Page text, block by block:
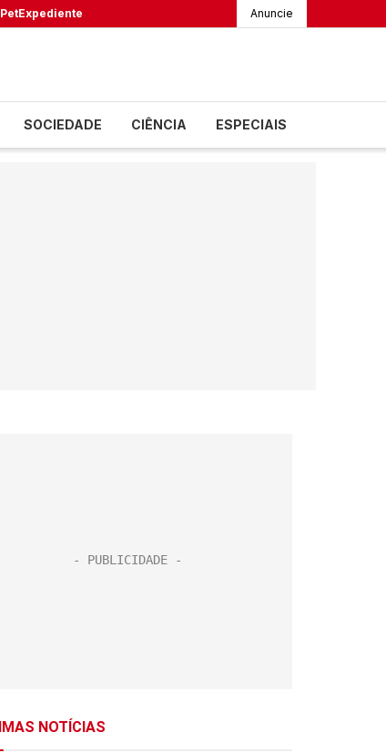
PetExpediente Anuncie
SOCIEDADE CIÊNCIA ESPECIAIS